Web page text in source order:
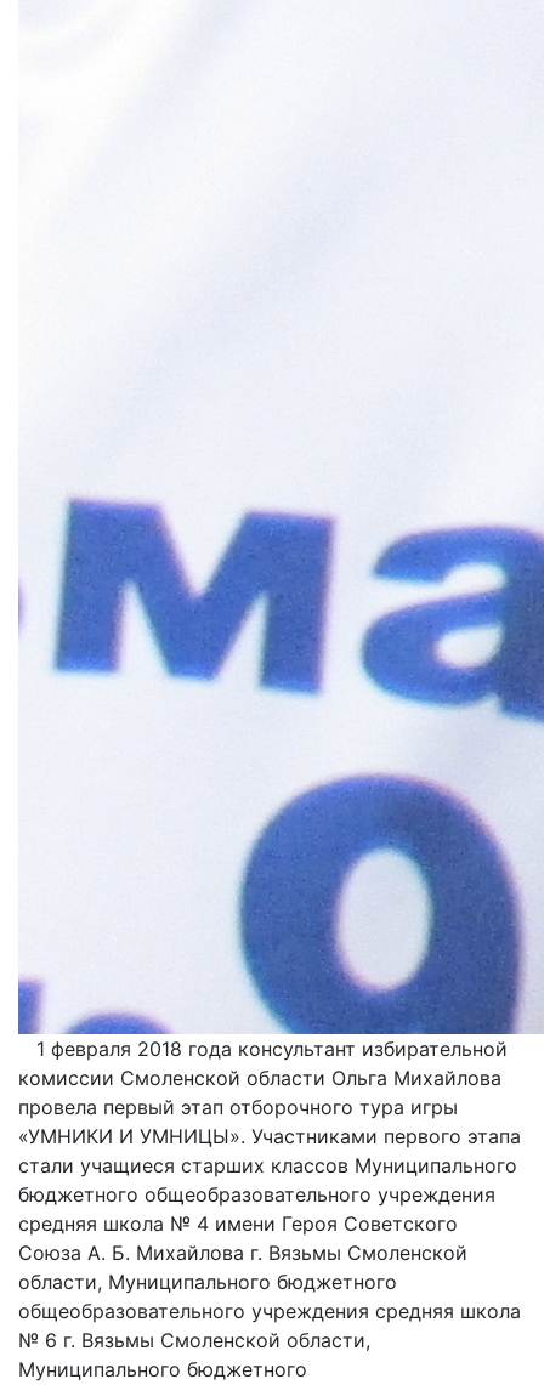
1 февраля 2018 года консультант избирательной
комиссии Смоленской области Ольга Михайлова
провела первый этап отборочного тура игры
«УМНИКИ И УМНИЦЫ». Участниками первого этапа
стали учащиеся старших классов Муниципального
бюджетного общеобразовательного учреждения
средняя школа № 4 имени Героя Советского
Союза А. Б. Михайлова г. Вязьмы Смоленской
области, Муниципального бюджетного
общеобразовательного учреждения средняя школа
№ 6 г. Вязьмы Смоленской области,
Муниципального бюджетного